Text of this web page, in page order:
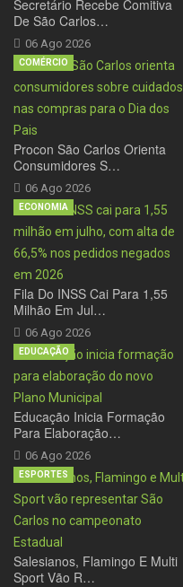
Secretário Recebe Comitiva
De São Carlos…
06 Ago 2026
Procon São Carlos Orienta
Consumidores S…
06 Ago 2026
COMÉRCIO
Fila Do INSS Cai Para 1,55
Milhão Em Jul…
06 Ago 2026
ECONOMIA
Educação Inicia Formação
Para Elaboração…
06 Ago 2026
EDUCAÇÃO
Salesianos, Flamingo E Multi
Sport Vão R…
ESPORTES